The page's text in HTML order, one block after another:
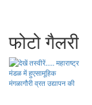
फोटो गैलरी